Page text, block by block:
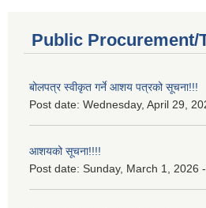
Public Procurement/
बोलपत्र स्वीकृत गर्ने आशय पत्रको सूचना!!!
Post date: Wednesday, April 29,
आशयको सूचना!!!!
Post date: Sunday, March 1, 2026